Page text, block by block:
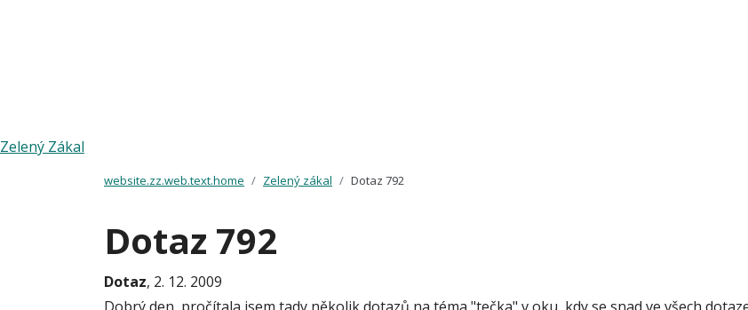
Zelený Zákal
website.zz.web.text.home Zelený zákal Dotaz 792
Dotaz 792
Dotaz, 2. 12. 2009